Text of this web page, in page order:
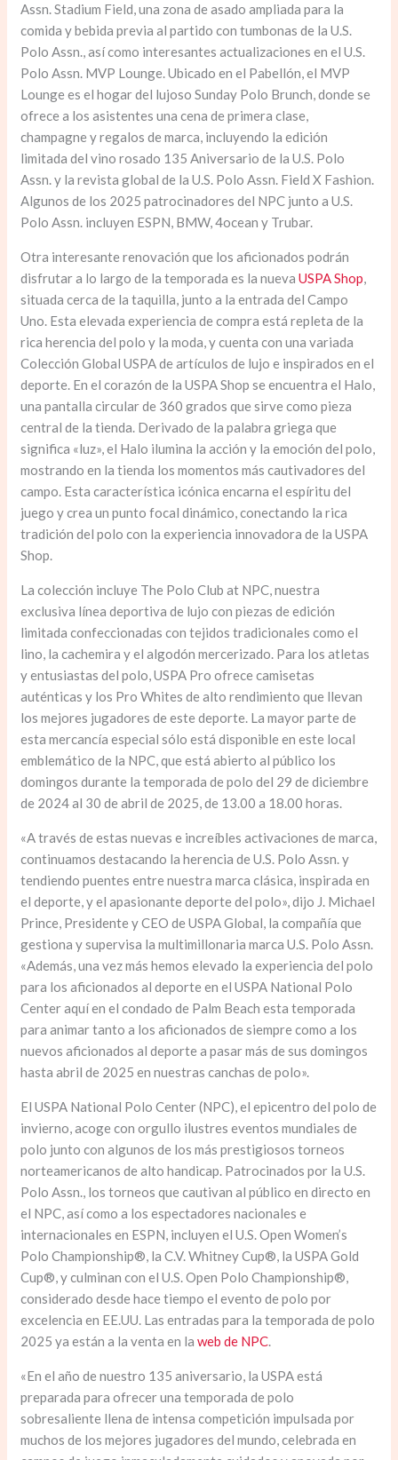
Assn. Stadium Field, una zona de asado ampliada para la
comida y bebida previa al partido con tumbonas de la U.S.
Polo Assn., así como interesantes actualizaciones en el U.S.
Polo Assn. MVP Lounge. Ubicado en el Pabellón, el MVP
Lounge es el hogar del lujoso Sunday Polo Brunch, donde se
ofrece a los asistentes una cena de primera clase,
champagne y regalos de marca, incluyendo la edición
limitada del vino rosado 135 Aniversario de la U.S. Polo
Assn. y la revista global de la U.S. Polo Assn. Field X Fashion.
Algunos de los 2025 patrocinadores del NPC junto a U.S.
Polo Assn. incluyen ESPN, BMW, 4ocean y Trubar.
Otra interesante renovación que los aficionados podrán
disfrutar a lo largo de la temporada es la nuevaUSPA Shop,
situada cerca de la taquilla, junto a la entrada del Campo
Uno. Esta elevada experiencia de compra está repleta de la
rica herencia del polo y la moda, y cuenta con una variada
Colección Global USPA de artículos de lujo e inspirados en el
deporte. En el corazón de la USPA Shop se encuentra el Halo,
una pantalla circular de 360 grados que sirve como pieza
central de la tienda. Derivado de la palabra griega que
significa «luz», el Halo ilumina la acción y la emoción del polo,
mostrando en la tienda los momentos más cautivadores del
campo. Esta característica icónica encarna el espíritu del
juego y crea un punto focal dinámico, conectando la rica
tradición del polo con la experiencia innovadora de la USPA
Shop.
La colección incluye The Polo Club at NPC, nuestra
exclusiva línea deportiva de lujo con piezas de edición
limitada confeccionadas con tejidos tradicionales como el
lino, la cachemira y el algodón mercerizado. Para los atletas
y entusiastas del polo, USPA Pro ofrece camisetas
auténticas y los Pro Whites de alto rendimiento que llevan
los mejores jugadores de este deporte. La mayor parte de
esta mercancía especial sólo está disponible en este local
emblemático de la NPC, que está abierto al público los
domingos durante la temporada de polo del 29 de diciembre
de 2024 al 30 de abril de 2025, de 13.00 a 18.00 horas.
«A través de estas nuevas e increíbles activaciones de marca,
continuamos destacando la herencia de U.S. Polo Assn. y
tendiendo puentes entre nuestra marca clásica, inspirada en
el deporte, y el apasionante deporte del polo», dijo J. Michael
Prince, Presidente y CEO de USPA Global, la compañía que
gestiona y supervisa la multimillonaria marca U.S. Polo Assn.
«Además, una vez más hemos elevado la experiencia del polo
para los aficionados al deporte en el USPA National Polo
Center aquí en el condado de Palm Beach esta temporada
para animar tanto a los aficionados de siempre como a los
nuevos aficionados al deporte a pasar más de sus domingos
hasta abril de 2025 en nuestras canchas de polo».
El USPA National Polo Center (NPC), el epicentro del polo de
invierno, acoge con orgullo ilustres eventos mundiales de
polo junto con algunos de los más prestigiosos torneos
norteamericanos de alto handicap. Patrocinados por la U.S.
Polo Assn., los torneos que cautivan al público en directo en
el NPC, así como a los espectadores nacionales e
internacionales en ESPN, incluyen el U.S. Open Women’s
Polo Championship®, la C.V. Whitney Cup®, la USPA Gold
Cup®, y culminan con el U.S. Open Polo Championship®,
considerado desde hace tiempo el evento de polo por
excelencia en EE.UU. Las entradas para la temporada de polo
2025 ya están a la venta en laweb de NPC.
«En el año de nuestro 135 aniversario, la USPA está
preparada para ofrecer una temporada de polo
sobresaliente llena de intensa competición impulsada por
muchos de los mejores jugadores del mundo, celebrada en